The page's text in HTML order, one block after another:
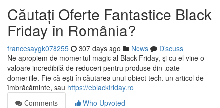
Căutați Oferte Fantastice Black
Friday în România?
francesaygk078255 307 days ago News
Discuss
Ne apropiem de momentul magic al Black Friday, şi cu el vine o
valoare incredibilă de reduceri pentru produse din toate
domeniile. Fie că eşti în căutarea unui obiect tech, un articol de
îmbrăcăminte, sau https://eblackfriday.ro
Comments
Who Upvoted